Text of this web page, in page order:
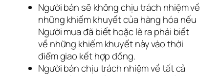
Người bán sẽ không chịu trách nhiệm về
những khiếm khuyết của hàng hóa nếu
Người mua đã biết hoặc lẽ ra phải biết
về những khiếm khuyết này vào thời
điểm giao kết hợp đồng.
Người bán chịu trách nhiệm về tất cả